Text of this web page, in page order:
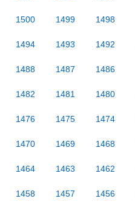
1500 1499 1498
1494 1493 1492
1488 1487 1486
1482 1481 1480
1476 1475 1474
1470 1469 1468
1464 1463 1462
1458 1457 1456